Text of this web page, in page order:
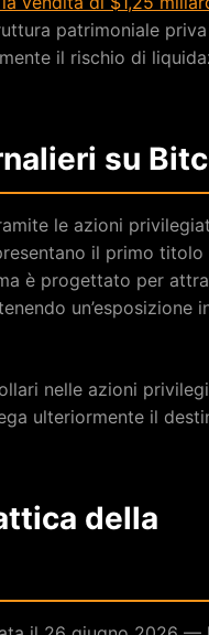
patrimoniale
il rischio di
su
le azioni
il primo
è progettato per
un’esposizione
nelle azioni
ulteriormente il
della